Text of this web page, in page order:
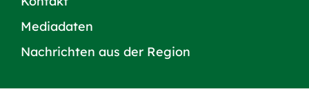
Mediadaten
Nachrichten aus der Region